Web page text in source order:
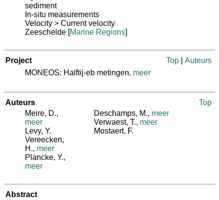
sediment
In-situ measurements
Velocity > Current velocity
Zeeschelde [Marine Regions]
Project Top
Auteurs
MONEOS: Halftij-eb metingen, meer
Auteurs
Top
Meire, D.,
meer
Levy, Y.
Vereecken,
H., meer
Plancke, Y.,
meer
Deschamps, M., meer
Verwaest, T., meer
Mostaert, F.
Abstract